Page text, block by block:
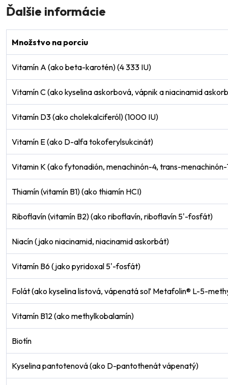
Ďalšie informácie
Množstvo na porciu
Vitamín A (ako beta-karotén) (4 333 IU)
Vitamín C (ako kyselina askorbová, vápnik a niacinamid
Vitamín D3 (ako cholekalciferól) (1000 IU)
Vitamín E (ako D-alfa tokoferylsukcinát)
Vitamin K (ako fytonadión, menachinón-4, trans-
Thiamín (vitamín B1) (ako thiamín HCI)
Riboflavín (vitamín B2) (ako riboflavín, riboflavín 5'-fosfát)
Niacín (jako niacinamid, niacinamid askorbát)
Vitamín B6 (jako pyridoxal 5'-fosfát)
Folát (ako kyselina listová, vápenatá soľ Metafolin® L-5-
Vitamín B12 (ako methylkobalamín)
Biotín
Kyselina pantotenová (ako D-pantothenát vápenatý)